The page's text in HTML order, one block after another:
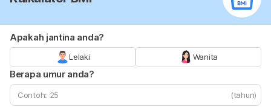
Apakah jantina anda?
Lelaki Wanita
Berapa umur anda?
(tahun)